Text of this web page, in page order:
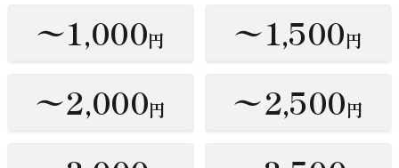
〜1,000円 〜1,500円
〜2,000円 〜2,500円